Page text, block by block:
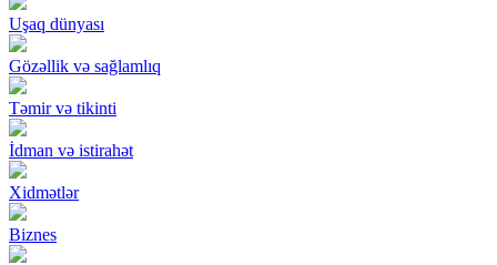
Uşaq dünyası
Gözəllik və sağlamlıq
Təmir və tikinti
İdman və istirahət
Xidmətlər
Biznes